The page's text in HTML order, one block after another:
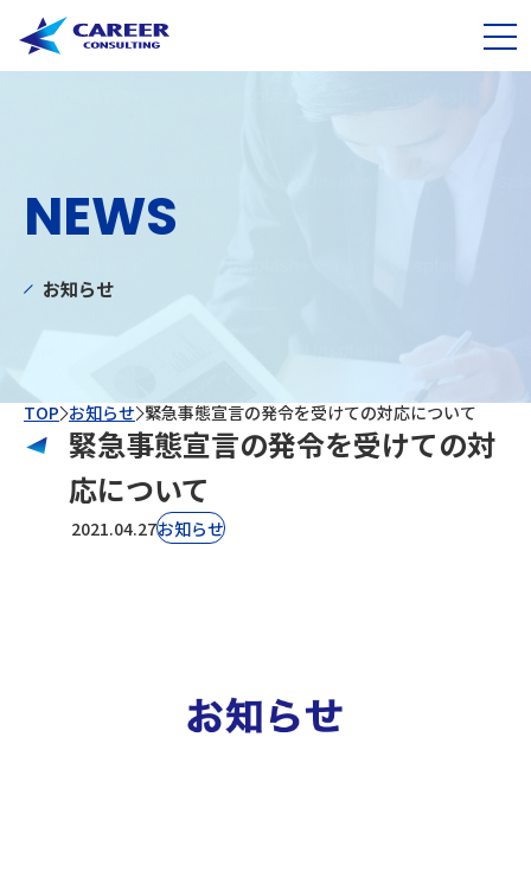
NEWS
お知らせ
TOP お知らせ 緊急事態宣言の発令を受けての対応について
緊急事態宣言の発令を受けての対
応について
2021.04.27お知らせ